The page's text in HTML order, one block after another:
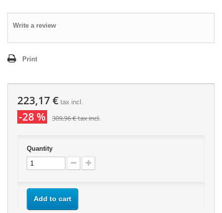
Write a review
Print
223,17 € tax incl.
-28 % 309,96 €tax incl.
Quantity
Add to cart